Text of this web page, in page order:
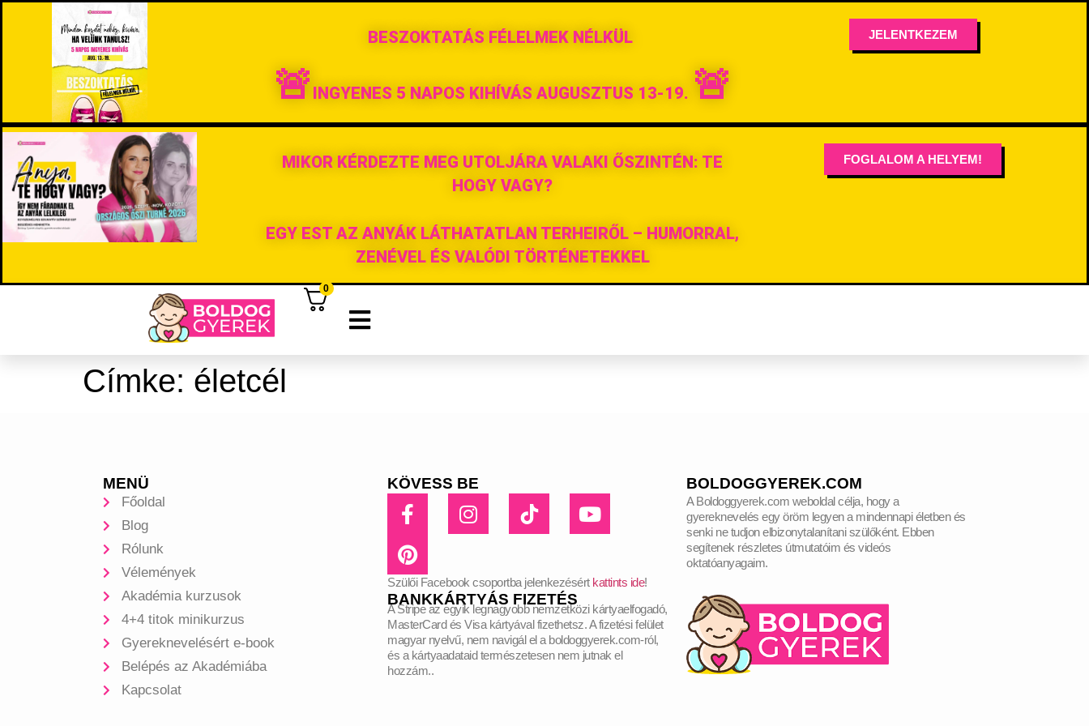
BESZOKTATÁS FÉLELMEK NÉLKÜL
🚨 INGYENES 5 NAPOS KIHÍVÁS AUGUSZTUS 13-19. 🚨
JELENTKEZEM
MIKOR KÉRDEZTE MEG UTOLJÁRA VALAKI ŐSZINTÉN: TE
HOGY VAGY?
EGY EST AZ ANYÁK LÁTHATATLAN TERHEIRŐL – HUMORRAL,
ZENÉVEL ÉS VALÓDI TÖRTÉNETEKKEL
FOGLALOM A HELYEM!
0
Címke: életcél
MENÜ
Főoldal
Blog
Rólunk
Vélemények
Akadémia kurzusok
4+4 titok minikurzus
Gyereknevelésért e-book
Belépés az Akadémiába
Kapcsolat
KÖVESS BE
Szülői Facebook csoportba jelenkezésért kattints ide!
BANKKÁRTYÁS FIZETÉS
A Stripe az egyik legnagyobb nemzetközi kártyaelfogadó,
MasterCard és Visa kártyával fizethetsz. A fizetési felület
magyar nyelvű, nem navigál el a boldoggyerek.com-ról,
és a kártyaadataid természetesen nem jutnak el
hozzám..
BOLDOGGYEREK.COM
A Boldoggyerek.com weboldal célja, hogy a
gyereknevelés egy öröm legyen a mindennapi életben és
senki ne tudjon elbizonytalanítani szülőként. Ebben
segítenek részletes útmutatóim és videós
oktatóanyagaim.